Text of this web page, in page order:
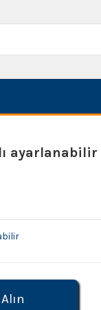
ayarlanabilir